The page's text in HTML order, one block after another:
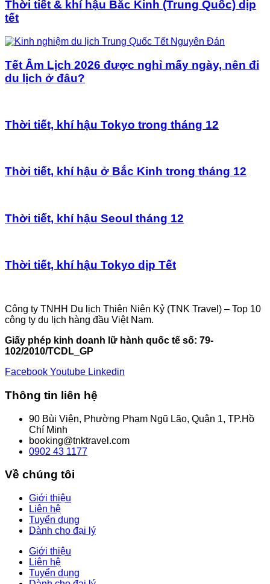
Thời tiết & khí hậu Bắc Kinh (Trung Quốc) dịp
tết
Tết Âm Lịch 2026 được nghỉ mấy ngày, nên đi
du lịch ở đâu?
Thời tiết, khí hậu Tokyo trong tháng 12
Thời tiết, khí hậu ở Bắc Kinh trong tháng 12
Thời tiết, khí hậu Seoul tháng 12
Thời tiết, khí hậu Tokyo dịp Tết
Công ty TNHH Du lịch Thiên Niên Kỷ (TNK Travel) – Top 10
công ty du lịch hàng đầu Việt Nam.
Giấy phép kinh doanh lữ hành quốc tế số: 79-
102/2010/TCDL_GP
Facebook Youtube Linkedin
Thông tin liên hệ
90 Bùi Viện, Phường Phạm Ngũ Lão, Quận 1, TP.Hồ
Chí Minh
booking@tnktravel.com
0902 43 1177
Về chúng tôi
Giới thiệu
Liên hệ
Tuyển dụng
Dành cho đại lý
Giới thiệu
Liên hệ
Tuyển dụng